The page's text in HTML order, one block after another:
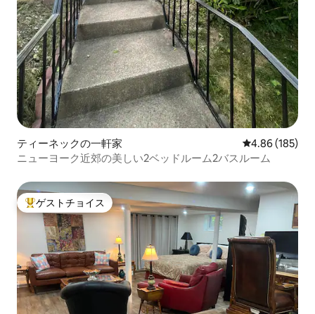
ティーネックの一軒家 レビュー185
4.86 (185)
ニューヨーク近郊の美しい2ベッドルーム2バスルーム
大好評のゲストチョイスです。
ゲストチョイス